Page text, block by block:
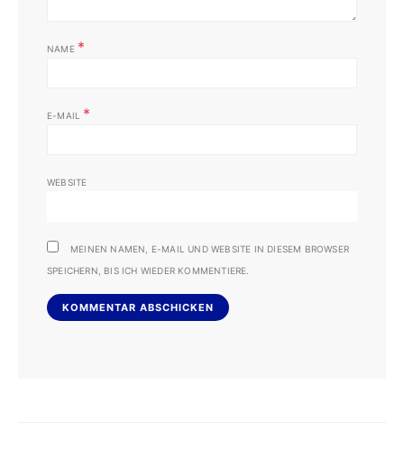
NAME *
E-MAIL *
WEBSITE
MEINEN NAMEN, E-MAIL UND WEBSITE IN DIESEM BROWSER
SPEICHERN, BIS ICH WIEDER KOMMENTIERE.